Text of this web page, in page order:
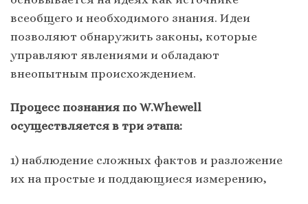
всеобщего и необходимого знания. Идеи
позволяют обнаружить законы, которые
управляют явлениями и обладают
внеопытным происхождением.
Процесс познания по W.Whewell
осуществляется в три этапа:
1) наблюдение сложных фактов и разложение
их на простые и поддающиеся измерению,